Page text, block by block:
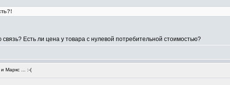
Есть ли цена у товара с нулевой потребительной стоимостью?
Маркс ... :-(